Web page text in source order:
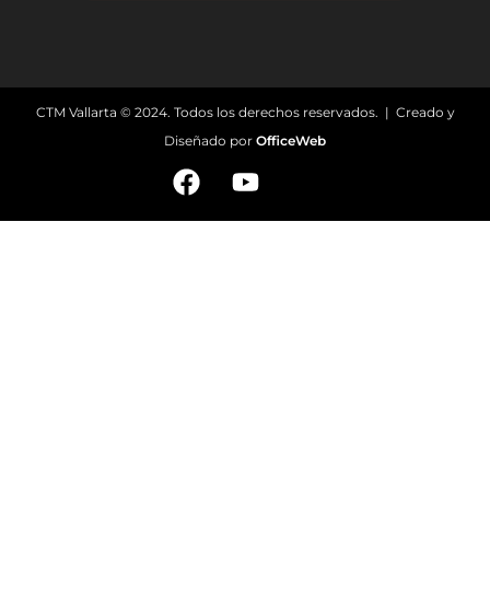
CTM Vallarta © 2024. Todos los derechos reservados. | Creado y
Diseñado por OfficeWeb